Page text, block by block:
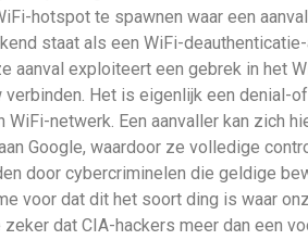
hotspot te spawnen waar een
staat als een WiFi-deauthenticatie-
exploiteert een gebrek in het
Het is eigenlijk een denial-
netwerk. Een aanvaller kan zich
Google, waardoor ze volledige
door cybercriminelen die geldige
voor dat dit het soort ding is waar
dat CIA-hackers meer dan een